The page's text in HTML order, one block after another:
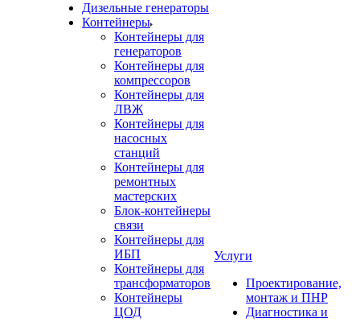
Дизельные генераторы
Контейнеры
Контейнеры для
генераторов
Контейнеры для
компрессоров
Контейнеры для
ЛВЖ
Контейнеры для
насосных
станций
Контейнеры для
ремонтных
мастерских
Блок-контейнеры
связи
Контейнеры для
ИБП
Контейнеры для
трансформаторов
Контейнеры
ЦОД
Услуги
Проектирование,
монтаж и ПНР
Диагностика и